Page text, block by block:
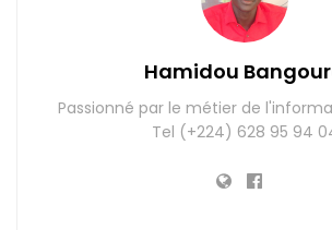
Hamidou
Passionné par le métier de
Tel (+224) 628 95 94